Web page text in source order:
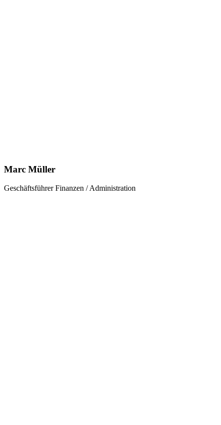
Marc Müller
Geschäftsführer Finanzen / Administration